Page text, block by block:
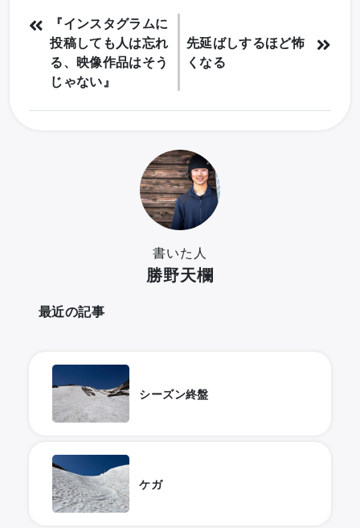
『インスタグラムに
投稿しても人は忘れ
る、映像作品はそう
じゃない』
先延ばしするほど怖
くなる
書いた人
勝野天欄
最近の記事
シーズン終盤
ケガ